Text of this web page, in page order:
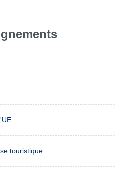
touristique